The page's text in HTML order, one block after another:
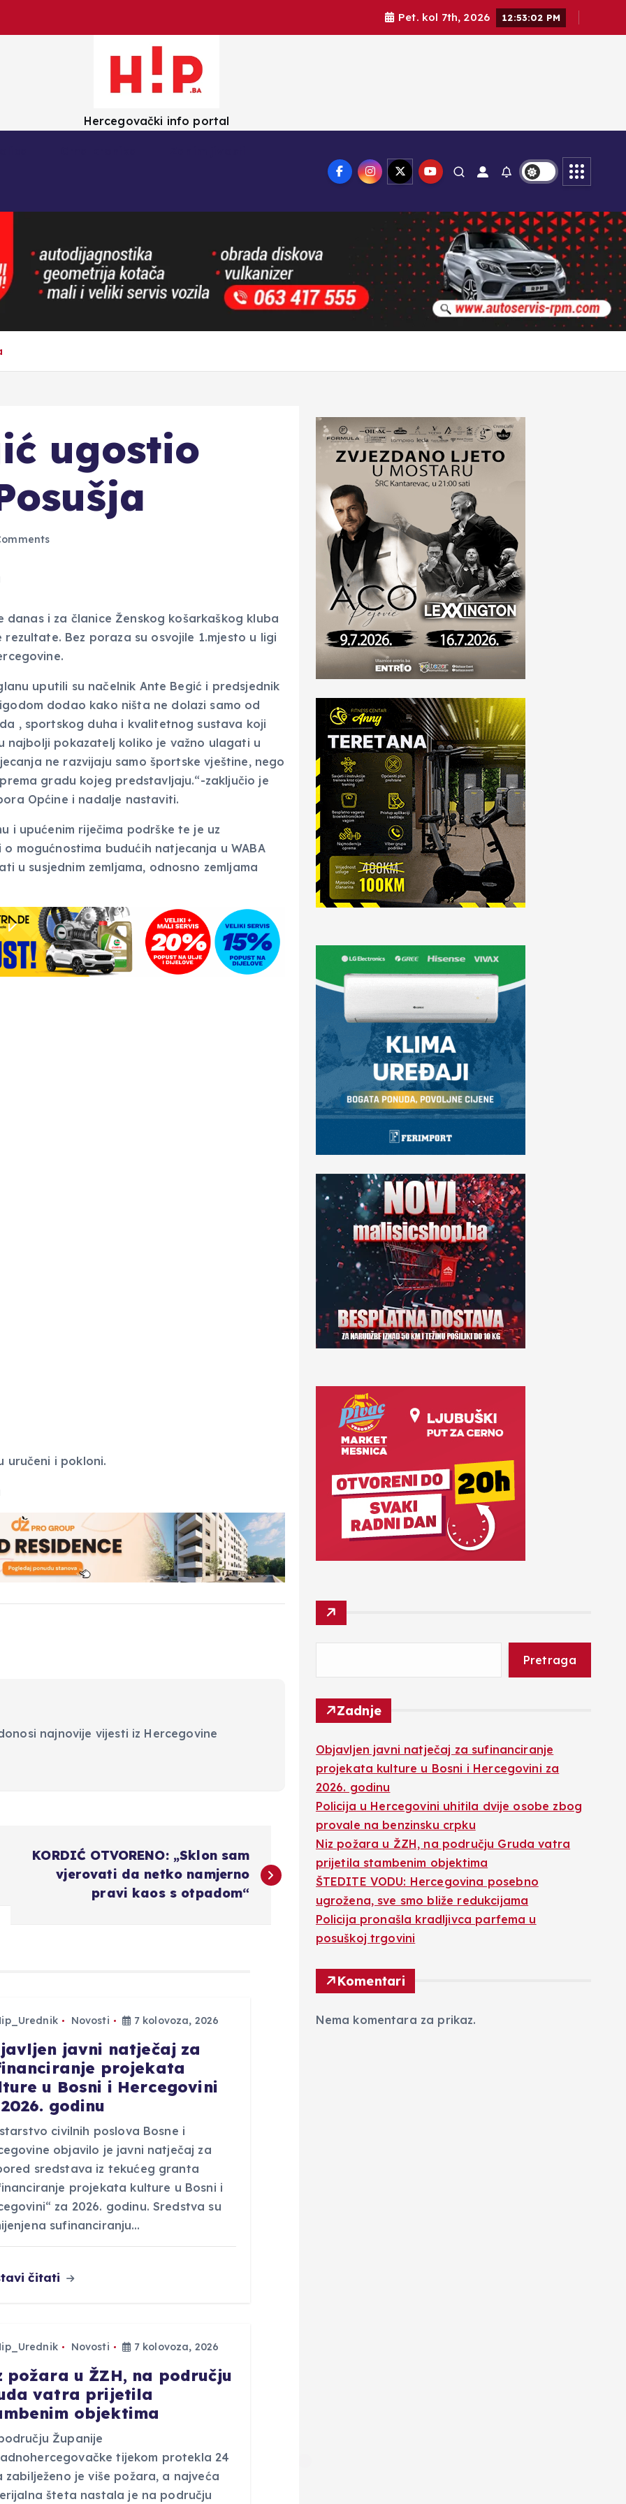
Pet. kol 7th, 2026 12:53:03 PM
Hercegovački info portal
ugostio
danas i za članice Ženskog košarkaškog kluba
Bez poraza su osvojile 1.mjesto u ligi
uputili su načelnik Ante Begić i predsjednik
dodao kako ništa ne dolazi samo od
, sportskog duha i kvalitetnog sustava koji
najbolji pokazatelj koliko je važno ulagati u
ne razvijaju samo športske vještine, nego
gradu kojeg predstavljaju.“-zaključio je
Općine i nadalje nastaviti.
i upućenim riječima podrške te je uz
mogućnostima budućih natjecanja u WABA
u susjednim zemljama, odnosno zemljama
uručeni i pokloni.
najnovije vijesti iz Hercegovine
KORDIĆ OTVORENO: „Sklon sam
vjerovati da netko namjerno
pravi kaos s otpadom“
Novosti 7 kolovoza, 2026
javni natječaj za
projekata
u Bosni i Hercegovini
godinu
civilnih poslova Bosne i
objavilo je javni natječaj za
sredstava iz tekućeg granta
projekata kulture u Bosni i
za 2026. godinu. Sredstva su
sufinanciranju…
čitati
Novosti 7 kolovoza, 2026
požara u ŽZH, na području
vatra prijetila
objektima
Županije
tijekom protekla 24
zabilježeno je više požara, a najveća
šteta nastala je na području
Pretraga
Zadnje
Objavljen javni natječaj za sufinanciranje
projekata kulture u Bosni i Hercegovini za
2026. godinu
Policija u Hercegovini uhitila dvije osobe zbog
provale na benzinsku crpku
Niz požara u ŽZH, na području Gruda vatra
prijetila stambenim objektima
ŠTEDITE VODU: Hercegovina posebno
ugrožena, sve smo bliže redukcijama
Policija pronašla kradljivca parfema u
posuškoj trgovini
Komentari
Nema komentara za prikaz.